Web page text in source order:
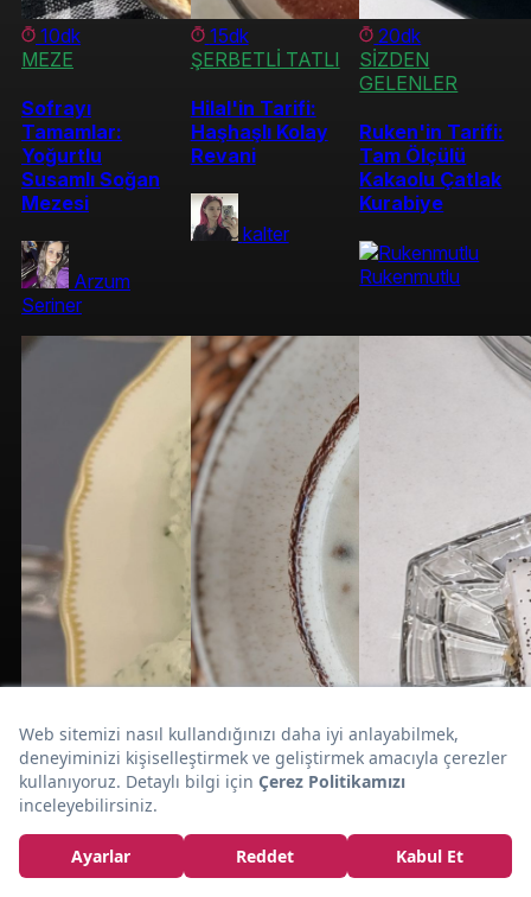
Özlem'in Tarifi:Tam Ölçülü
Ekler Tarifi
10dk
MEZE
Sofrayı
Tamamlar:
Yoğurtlu
Susamlı Soğan
Mezesi
Arzum
Seriner
15dk
ŞERBETLİ TATLI
Hilal'in Tarifi:
Haşhaşlı Kolay
Revani
kalter
20dk
SİZDEN
GELENLER
Ruken'in Tarifi:
Tam Ölçülü
Kakaolu Çatlak
Kurabiye
Rukenmutlu
10dk
MEZE
Ferahlatıcı
ÇORBA
Gözde'nin
ŞERBETLİ TATLI
Esma'nın Tarifi: